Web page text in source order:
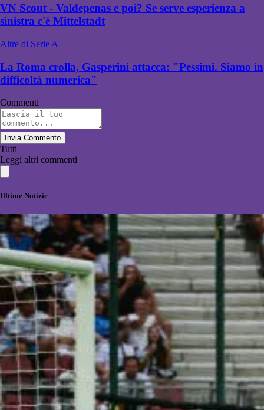
VN Scout - Valdepenas e poi? Se serve esperienza a
sinistra c'è Mittelstadt
Altre di Serie A
La Roma crolla, Gasperini attacca: "Pessimi. Siamo in
difficoltà numerica"
Commenti
Invia Commento
Tutti
Leggi altri commenti
Ultime Notizie